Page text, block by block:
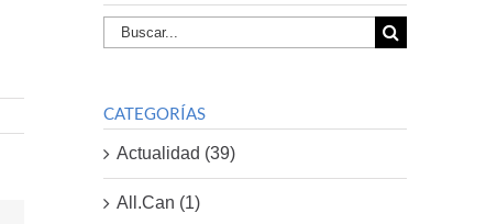
Buscar
por:
CATEGORÍAS
Actualidad (39)
All.Can (1)